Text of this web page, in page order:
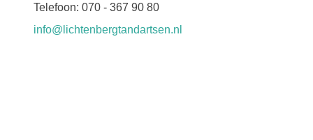
Telefoon: 070 - 367 90 80
info@lichtenbergtandartsen.nl